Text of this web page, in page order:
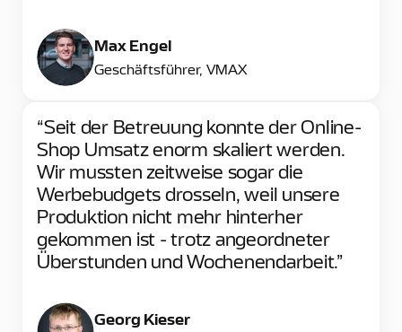
Max Engel
Geschäftsführer, VMAX
“Seit der Betreuung konnte der Online-
Shop Umsatz enorm skaliert werden.
Wir mussten zeitweise sogar die
Werbebudgets drosseln, weil unsere
Produktion nicht mehr hinterher
gekommen ist - trotz angeordneter
Überstunden und Wochenendarbeit.”
Georg Kieser